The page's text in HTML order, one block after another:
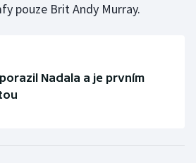
pouze Brit Andy Murray.
Nadala a je prvním